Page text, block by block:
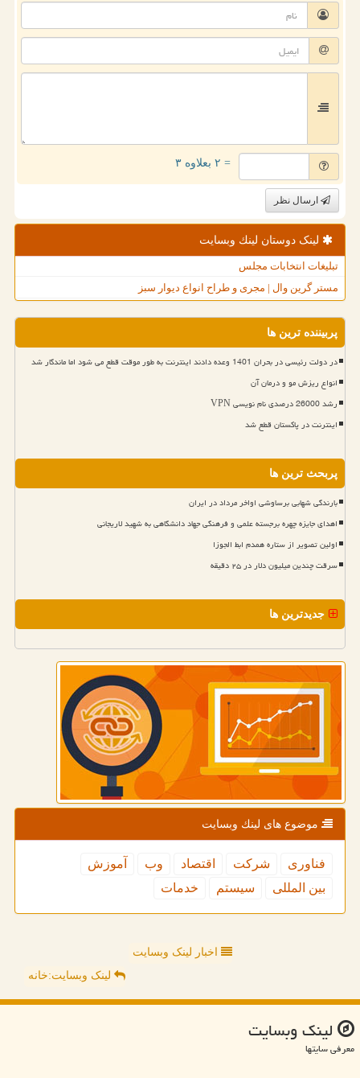
= ۲ بعلاوه ۳
ارسال نظر
لینک دوستان لینك وبسایت
تبلیغات انتخابات مجلس
مستر گرین وال | مجری و طراح انواع دیوار سبز
پربیننده ترین ها
در دولت رئیسی در بحران 1401 وعده دادند اینترنت به طور موقت قطع می شود اما ماندگار شد
انواع ریزش مو و درمان آن
رشد 26000 درصدی نام نویسی VPN
اینترنت در پاکستان قطع شد
پربحث ترین ها
بارندگی شهابی برساوشی اواخر مرداد در ایران
اهدای جایزه چهره برجسته علمی و فرهنگی جهاد دانشگاهی به شهید لاریجانی
اولین تصویر از ستاره همدم ابط الجوزا
سرقت چندین میلیون دلار در ۲۵ دقیقه
جدیدترین ها
موضوع های لینك وبسایت
فناوری شركت اقتصاد وب
آموزش
بین المللی
سیستم خدمات
اخبار لینک وبسایت
لینک وبسایت:خانه
لینك وبسایت
معرفی سایتها